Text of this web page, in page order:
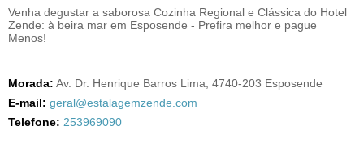
Venha degustar a saborosa Cozinha Regional e Clássica do Hotel
Zende: à beira mar em Esposende - Prefira melhor e pague
Menos!
Morada: Av. Dr. Henrique Barros Lima, 4740-203 Esposende
E-mail: geral@estalagemzende.com
Telefone: 253969090